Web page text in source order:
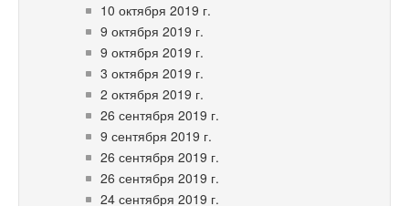
10 октября 2019 г.
9 октября 2019 г.
9 октября 2019 г.
3 октября 2019 г.
2 октября 2019 г.
26 сентября 2019 г.
9 сентября 2019 г.
26 сентября 2019 г.
26 сентября 2019 г.
24 сентября 2019 г.